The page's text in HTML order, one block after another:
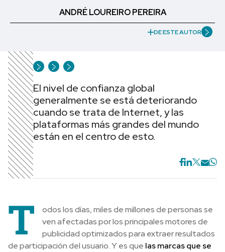
ANDRÉ LOUREIRO PEREIRA
DE ESTE AUTOR
El nivel de confianza global
generalmente se está deteriorando
cuando se trata de Internet, y las
plataformas más grandes del mundo
están en el centro de esto.
T
odos los días, miles de millones de personas se
ven afectadas por los principales motores de
publicidad optimizados para extraer resultados
de participación del usuario. Y es que las marcas que se